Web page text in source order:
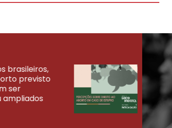
brasileiros,
previsto
ser
ampliados